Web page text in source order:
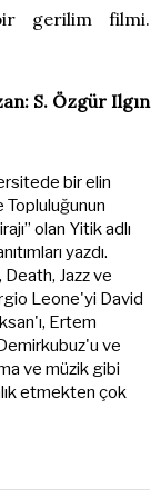
gerilim filmi.
S. Özgür Ilgın
bir elin
Topluluğunun
olan Yitik adlı
yazdı.
Jazz ve
Leone'yi David
Ertem
ve
ve müzik gibi
etmekten çok